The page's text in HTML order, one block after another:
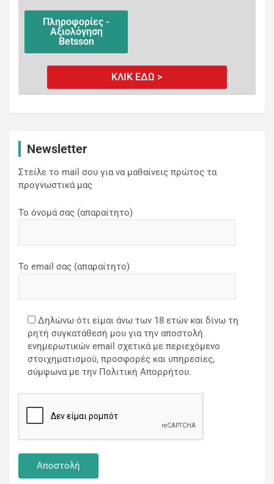
Πληροφορίες -
Αξιολόγηση
Betsson
ΚΛΙΚ ΕΔΩ >
Newsletter
Στείλε το mail σου για να μαθαίνεις πρώτος τα
προγνωστικά μας
Το όνομά σας (απαραίτητο)
Το email σας (απαραίτητο)
Δηλώνω ότι είμαι άνω των 18 ετών και δίνω τη
ρητή συγκατάθεσή μου για την αποστολή
ενημερωτικών email σχετικά με περιεχόμενο
στοιχηματισμού, προσφορές και υπηρεσίες,
σύμφωνα με την Πολιτική Απορρήτου.